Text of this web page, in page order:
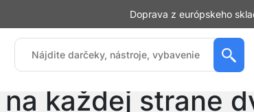
Doprava z európskeho
Preťahujte časť
na každej strane